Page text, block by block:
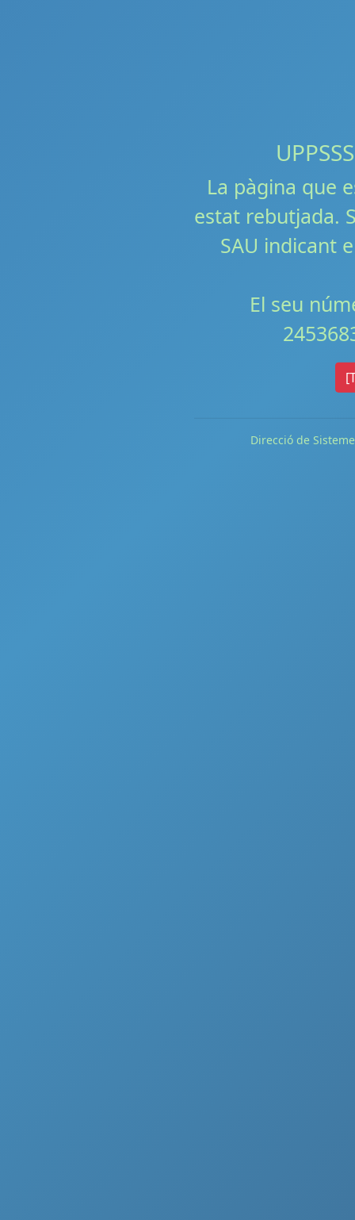
La pàgina que
estat rebutjada.
SAU indicant
El seu
Direcció de